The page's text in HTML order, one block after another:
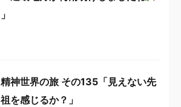
」
精神世界の旅 その135「見えない先
祖を感じるか？」